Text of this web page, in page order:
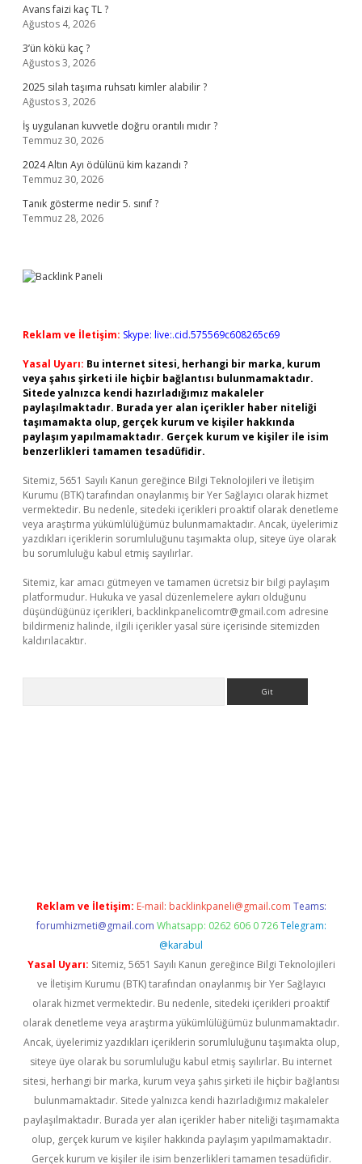
Avans faizi kaç TL ?
Ağustos 4, 2026
3’ün kökü kaç ?
Ağustos 3, 2026
2025 silah taşıma ruhsatı kimler alabilir ?
Ağustos 3, 2026
İş uygulanan kuvvetle doğru orantılı mıdır ?
Temmuz 30, 2026
2024 Altın Ayı ödülünü kim kazandı ?
Temmuz 30, 2026
Tanık gösterme nedir 5. sınıf ?
Temmuz 28, 2026
Reklam ve İletişim: Skype: live:.cid.575569c608265c69
Yasal Uyarı: Bu internet sitesi, herhangi bir marka, kurum
veya şahıs şirketi ile hiçbir bağlantısı bulunmamaktadır.
Sitede yalnızca kendi hazırladığımız makaleler
paylaşılmaktadır. Burada yer alan içerikler haber niteliği
taşımamakta olup, gerçek kurum ve kişiler hakkında
paylaşım yapılmamaktadır. Gerçek kurum ve kişiler ile isim
benzerlikleri tamamen tesadüfidir.
Sitemiz, 5651 Sayılı Kanun gereğince Bilgi Teknolojileri ve İletişim
Kurumu (BTK) tarafından onaylanmış bir Yer Sağlayıcı olarak hizmet
vermektedir. Bu nedenle, sitedeki içerikleri proaktif olarak denetleme
veya araştırma yükümlülüğümüz bulunmamaktadır. Ancak, üyelerimiz
yazdıkları içeriklerin sorumluluğunu taşımakta olup, siteye üye olarak
bu sorumluluğu kabul etmiş sayılırlar.
Sitemiz, kar amacı gütmeyen ve tamamen ücretsiz bir bilgi paylaşım
platformudur. Hukuka ve yasal düzenlemelere aykırı olduğunu
düşündüğünüz içerikleri, backlinkpanelicomtr@gmail.com adresine
bildirmeniz halinde, ilgili içerikler yasal süre içerisinde sitemizden
kaldırılacaktır.
Reklam ve İletişim: E-mail: backlinkpaneli@gmail.com Teams:
forumhizmeti@gmail.com Whatsapp: 0262 606 0 726 Telegram:
@karabul
Yasal Uyarı: Sitemiz, 5651 Sayılı Kanun gereğince Bilgi Teknolojileri
ve İletişim Kurumu (BTK) tarafından onaylanmış bir Yer Sağlayıcı
olarak hizmet vermektedir. Bu nedenle, sitedeki içerikleri proaktif
olarak denetleme veya araştırma yükümlülüğümüz bulunmamaktadır.
Ancak, üyelerimiz yazdıkları içeriklerin sorumluluğunu taşımakta olup,
siteye üye olarak bu sorumluluğu kabul etmiş sayılırlar. Bu internet
sitesi, herhangi bir marka, kurum veya şahıs şirketi ile hiçbir bağlantısı
bulunmamaktadır. Sitede yalnızca kendi hazırladığımız makaleler
paylaşılmaktadır. Burada yer alan içerikler haber niteliği taşımamakta
olup, gerçek kurum ve kişiler hakkında paylaşım yapılmamaktadır.
Gerçek kurum ve kişiler ile isim benzerlikleri tamamen tesadüfidir.